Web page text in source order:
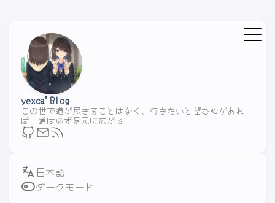
yexca'Blog
この世で道が尽きることはなく、行きたいと望む心があれ
ば、道は必ず足元に広がる
ダークモード